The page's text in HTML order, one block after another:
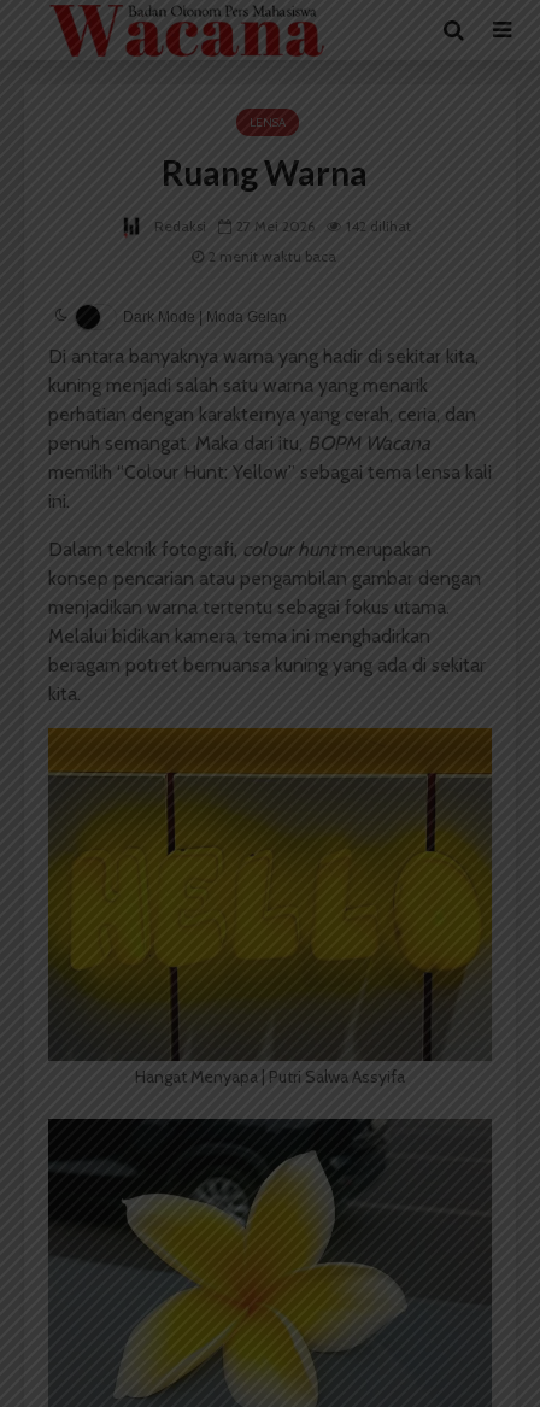
LENSA
Ruang Warna
Redaksi 27 Mei 2026
142 dilihat
2 menit waktu baca
Dark Mode | Moda Gelap
Di antara banyaknya warna yang hadir di sekitar kita,
kuning menjadi salah satu warna yang menarik
perhatian dengan karakternya yang cerah, ceria, dan
penuh semangat. Maka dari itu, BOPM Wacana
memilih “Colour Hunt: Yellow” sebagai tema lensa kali
ini.
Dalam teknik fotografi, colour huntmerupakan
konsep pencarian atau pengambilan gambar dengan
menjadikan warna tertentu sebagai fokus utama.
Melalui bidikan kamera, tema ini menghadirkan
beragam potret bernuansa kuning yang ada di sekitar
kita.
Hangat Menyapa | Putri Salwa Assyifa